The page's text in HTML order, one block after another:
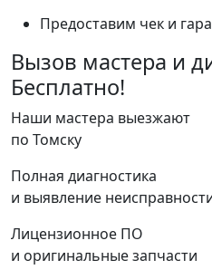
Предоставим чек и
Вызов мастера и
Бесплатно!
Наши мастера выезжают
по Томску
Полная диагностика
и выявление
Лицензионное ПО
и оригинальные запчасти